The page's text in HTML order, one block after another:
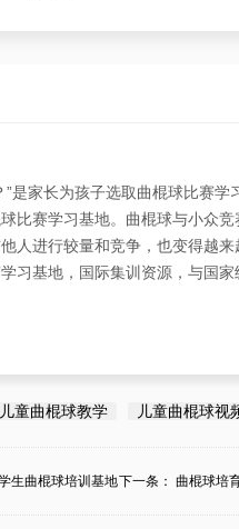
”是家长为孩子选取曲棍球比赛
比赛学习基地。曲棍球与小众
人进行较量和竞争，也变得越
习基地，国际集训资源，与国
儿童曲棍球教学 儿童曲棍球视
生曲棍球培训基地下一条： 曲棍球培